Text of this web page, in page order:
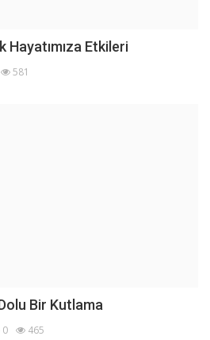
Hayatımıza Etkileri
581
Bir Kutlama
0 465